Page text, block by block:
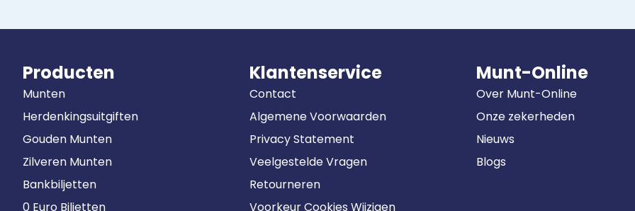
Producten
Munten
Herdenkingsuitgiften
Gouden Munten
Zilveren Munten
Bankbiljetten
0 Euro Biljetten
Klantenservice
Contact
Algemene Voorwaarden
Privacy Statement
Veelgestelde Vragen
Retourneren
Voorkeur Cookies Wijzigen
Munt-Online
Over Munt-Online
Onze zekerheden
Nieuws
Blogs